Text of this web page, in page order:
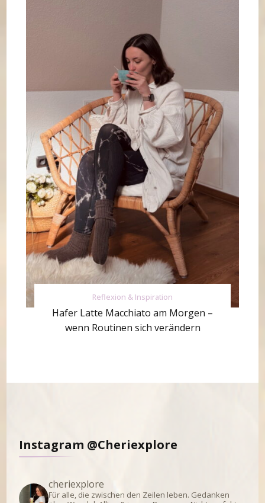
Reflexion & Inspiration
Hafer Latte Macchiato am Morgen –
wenn Routinen sich verändern
Instagram @Cheriexplore
cheriexplore
Für alle, die zwischen den Zeilen leben. Gedanken